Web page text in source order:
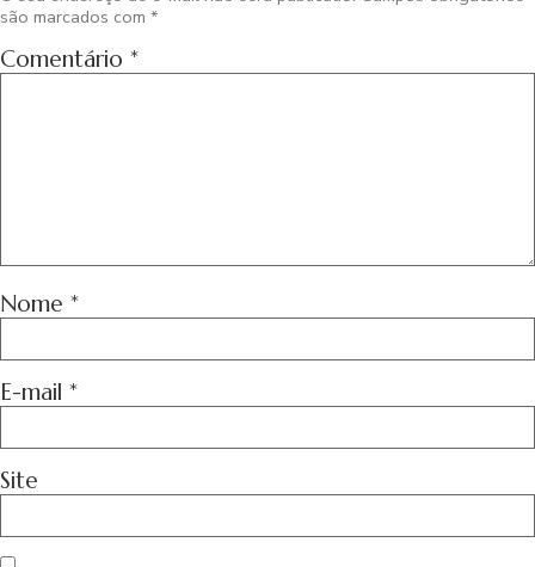
são marcados com *
Comentário *
Nome *
E-mail *
Site